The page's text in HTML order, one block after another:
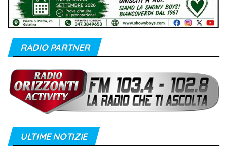
RADIO PARTNER
ULTIME NOTIZIE